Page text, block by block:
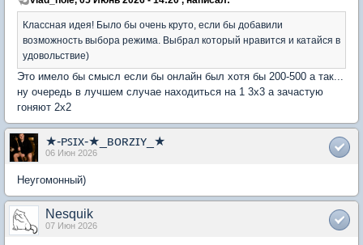
Классная идея! Было бы очень круто, если бы добавили
возможность выбора режима. Выбрал который нравится и катайся в
удовольствие)
Это имело бы смысл если бы онлайн был хотя бы 200-500 а так...
ну очередь в лучшем случае находиться на 1 3х3 а зачастую
гоняют 2х2
★-ᴘꜱɪx-★_ʙᴏʀᴢɪʏ_★
06 Июн 2026
Неугомонный)
Nesquik
07 Июн 2026